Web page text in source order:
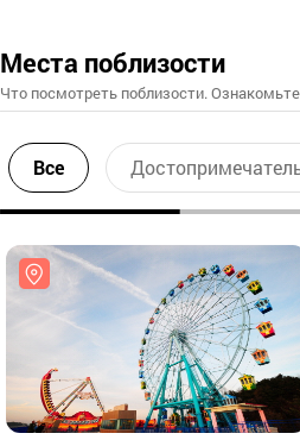
Места поблизости
Что посмотреть поблизости.
Все